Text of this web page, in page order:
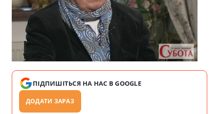
ПІДПИШІТЬСЯ НА НАС В GOOGLE
ДОДАТИ ЗАРАЗ